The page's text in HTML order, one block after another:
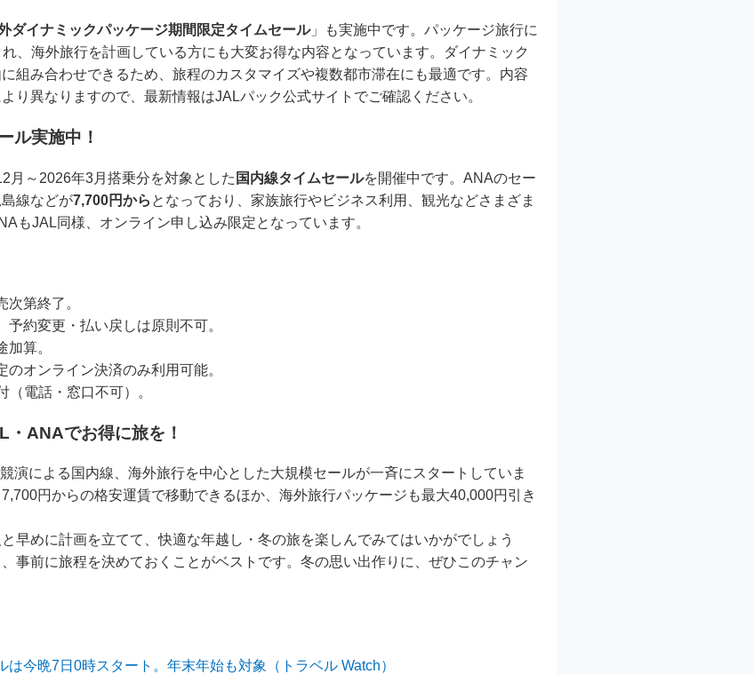
ダイナミックパッケージ期間限定タイムセール」も実施中です。パッケージ旅行に
、海外旅行を計画している方にも大変お得な内容となっています。ダイナミック
組み合わせできるため、旅程のカスタマイズや複数都市滞在にも最適です。内容
り異なりますので、最新情報はJALパック公式サイトでご確認ください。
ル実施中！
月～2026年3月搭乗分を対象とした 国内線タイムセールを開催中です。ANAのセー
線などが7,700円から となっており、家族旅行やビジネス利用、観光などさまざま
もJAL同様、オンライン申し込み限定となっています。
第終了。
約変更・払い戻しは原則不可。
算。
オンライン決済のみ利用可能。
電話・窓口不可）。
・ANAでお得に旅を！
演による国内線、海外旅行を中心とした大規模セールが一斉にスタートしていま
円からの格安運賃で移動できるほか、海外旅行パッケージも最大40,000円引き
早めに計画を立てて、快適な年越し・冬の旅を楽しんでみてはいかがでしょう
事前に旅程を決めておくことがベストです。冬の思い出作りに、ぜひこのチャン
今晩7日0時スタート。年末年始も対象（トラベル Watch）